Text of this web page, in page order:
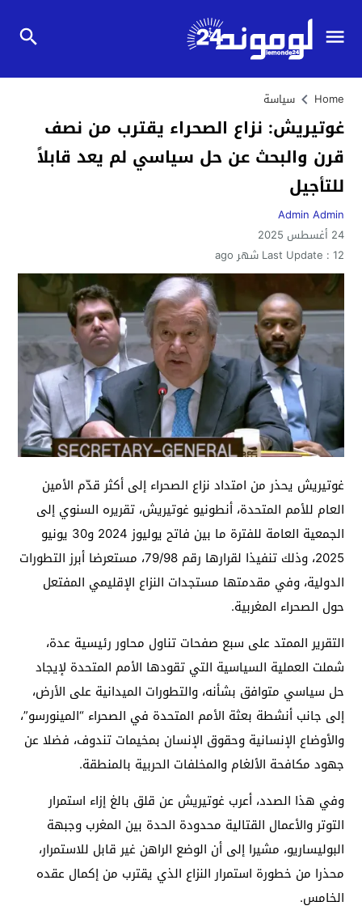
Home سياسة
غوتيريش: نزاع الصحراء يقترب من نصف
قرن والبحث عن حل سياسي لم يعد قابلاً
للتأجيل
Admin Admin
24 أغسطس 2025
Last Update : 12 شهر ago
غوتيريش يحذر من امتداد نزاع الصحراء إلى أكثر قدّم الأمين
العام للأمم المتحدة، أنطونيو غوتيريش، تقريره السنوي إلى
الجمعية العامة للفترة ما بين فاتح يوليوز 2024 و30 يونيو
2025، وذلك تنفيذا لقرارها رقم 79/98، مستعرضا أبرز التطورات
الدولية، وفي مقدمتها مستجدات النزاع الإقليمي المفتعل
حول الصحراء المغربية.
التقرير الممتد على سبع صفحات تناول محاور رئيسية عدة،
شملت العملية السياسية التي تقودها الأمم المتحدة لإيجاد
حل سياسي متوافق بشأنه، والتطورات الميدانية على الأرض،
إلى جانب أنشطة بعثة الأمم المتحدة في الصحراء “المينورسو”،
والأوضاع الإنسانية وحقوق الإنسان بمخيمات تندوف، فضلا عن
جهود مكافحة الألغام والمخلفات الحربية بالمنطقة.
وفي هذا الصدد، أعرب غوتيريش عن قلق بالغ إزاء استمرار
التوتر والأعمال القتالية محدودة الحدة بين المغرب وجبهة
البوليساريو، مشيرا إلى أن الوضع الراهن غير قابل للاستمرار،
محذرا من خطورة استمرار النزاع الذي يقترب من إكمال عقده
الخامس.